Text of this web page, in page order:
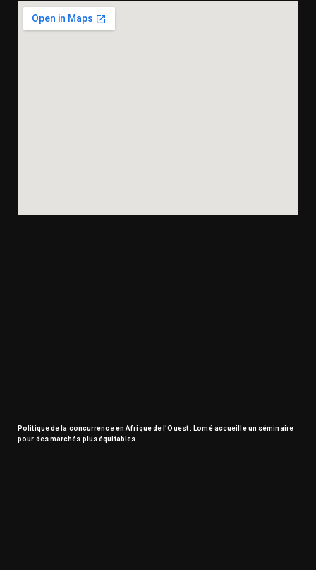
Politique de la concurrence en Afrique de l’Ouest : Lomé accueille un séminaire
pour des marchés plus équitables